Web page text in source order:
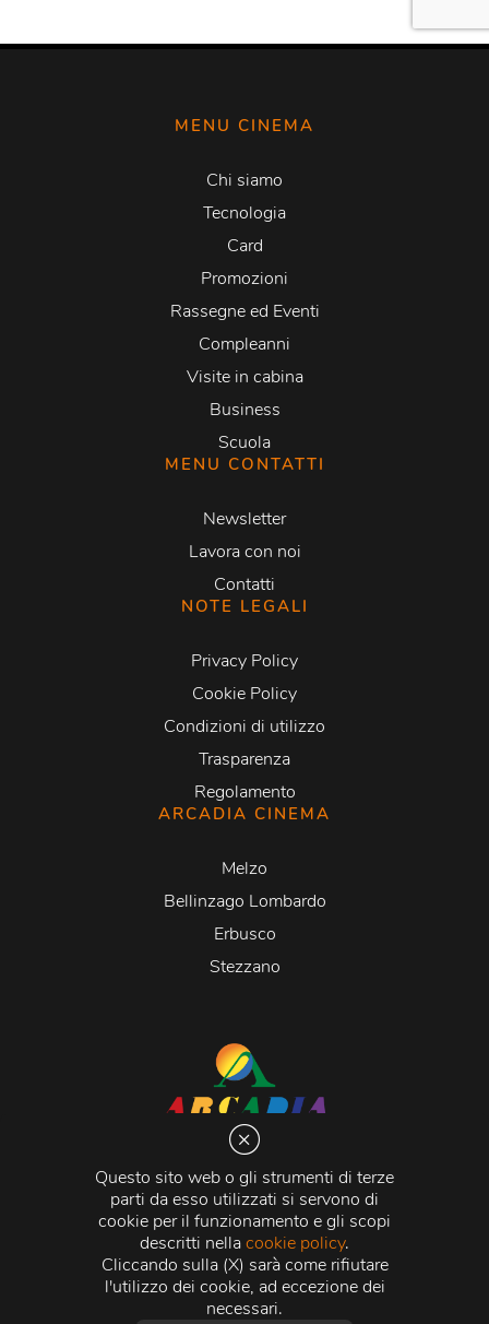
Questo sito web o gli strumenti di terze
parti da esso utilizzati si servono di
cookie per il funzionamento e gli scopi
descritti nellacookie policy.
Cliccando sulla (X) sarà come rifiutare
l'utilizzo dei cookie, ad eccezione dei
necessari.
MENU CINEMA
Chi siamo
Tecnologia
Card
Promozioni
Rassegne ed Eventi
Compleanni
Visite in cabina
Business
Scuola
MENU CONTATTI
Newsletter
Lavora con noi
Contatti
NOTE LEGALI
Privacy Policy
Cookie Policy
Condizioni di utilizzo
Trasparenza
Regolamento
ARCADIA CINEMA
Melzo
Bellinzago Lombardo
Erbusco
Stezzano
Via Martiri della Libertà 20066 Melzo (MI)
C.C.I.A.A. - R.E.A di Milano n. 1427910
Registro delle Imprese di Milano n. 338392 -
Fiscale e Partita Iva11015840157 | Capitale Sociale
500.000,00 i.v.
Credits:Crea Informatica S.r.l. 2026 © Tutti i diritti
riservati.